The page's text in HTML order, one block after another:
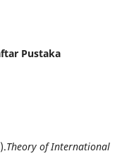
Pustaka
Theory of International